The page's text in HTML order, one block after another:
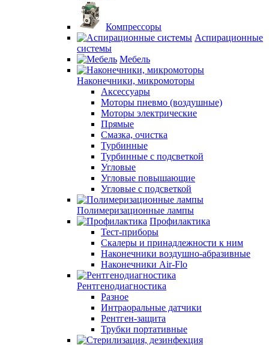
Компрессоры
Аспирационные
системы
Мебель
Наконечники, микромоторы
Аксессуары
Моторы пневмо (воздушные)
Моторы электрические
Прямые
Смазка, очистка
Турбинные
Турбинные с подсветкой
Угловые
Угловые повышающие
Угловые с подсветкой
Полимеризационные лампы
Профилактика
Тест-приборы
Скалеры и принадлежности к ним
Наконечники воздушно-абразивные
Наконечники Air-Flo
Рентгенодиагностика
Разное
Интраоральные датчики
Рентген-защита
Трубки портативные